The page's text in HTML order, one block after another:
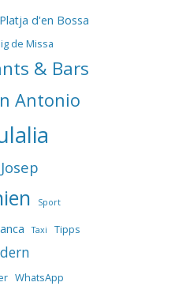
Platja d'en Bossa
de Missa
& Bars
Antonio
Sport
Taxi Tipps
WhatsApp